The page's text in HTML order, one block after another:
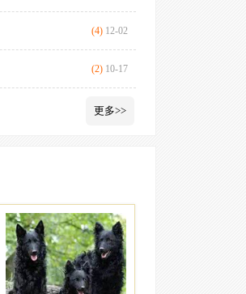
(4) 12-02
(2) 10-17
更多>>